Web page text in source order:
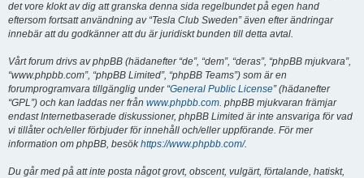
det vore klokt av dig att granska denna sida regelbundet på egen hand
eftersom fortsatt användning av “Tesla Club Sweden” även efter ändringar
innebär att du godkänner att du är juridiskt bunden till detta avtal.
Vårt forum drivs av phpBB (hädanefter “de”, “dem”, “deras”, “phpBB mjukvara”,
“www.phpbb.com”, “phpBB Limited”, “phpBB Teams”) som är en
forumprogramvara tillgänglig under “General Public License” (hädanefter
“GPL”) och kan laddas ner från www.phpbb.com. phpBB mjukvaran främjar
endast Internetbaserade diskussioner, phpBB Limited är inte ansvariga för vad
vi tillåter och/eller förbjuder för innehåll och/eller uppförande. För mer
information om phpBB, besökhttps://www.phpbb.com/.
Du går med på att inte posta något grovt, obscent, vulgärt, förtalande, hatiskt,